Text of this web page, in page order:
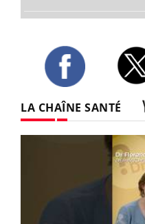
LA CHAÎNE SANTÉ